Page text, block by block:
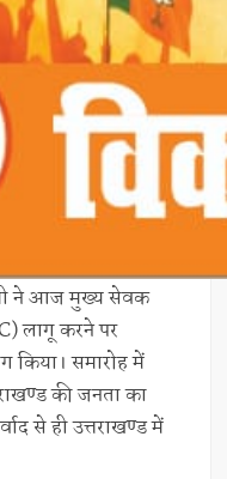
ने आज मुख्य सेवक
लागू करने पर
किया। समारोह में
की जनता का
से ही उत्तराखण्ड में